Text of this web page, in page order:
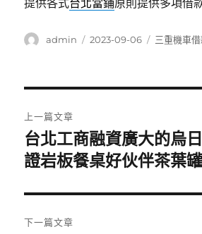
提供各式台北當鋪原則提供多項借
作
admin
發
2023-09-06
分
三重機車
章
導
覽
上一篇文章
上
一
文
章:
台北工商融資廣大的烏
證岩板餐桌好伙伴茶葉
下一篇文章